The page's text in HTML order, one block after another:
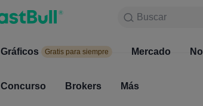
Buscar
Gráficos Gratis para siempre
Buscar
Productos
Gráficos Gratis para siempre Mercado
Concurso Brokers Más